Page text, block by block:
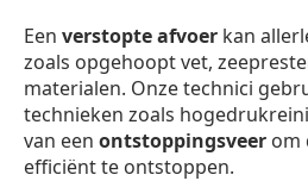
Een verstopte afvoer kan
zoals opgehoopt vet,
materialen. Onze technici
technieken zoals
van een ontstoppingsveer om
efficiënt te ontstoppen.